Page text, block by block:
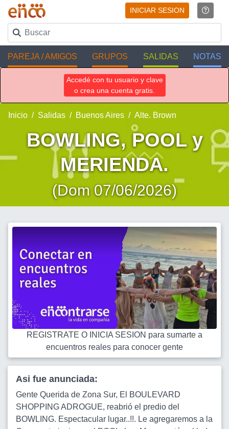
INICIAR SESION
PAREJA / AMIGOS GRUPOS SALIDAS NOTAS
Accedé con tu usuario y clave
o crea una cuenta gratis.
Inicio Salidas Buenos Aires Alte. Brown
BOWLING, POOL y
MERIENDA.
(Dom 07/06/2026)
REGISTRATE O INICIA SESION para sumarte a
encuentros reales para conocer gente
Asi fue anunciada:
Gente Querida de Zona Sur, El BOULEVARD
SHOPPING ADROGUE, reabrió el predio del
BOWLING. Espectacular lugar..!!. Le agregaremos a la